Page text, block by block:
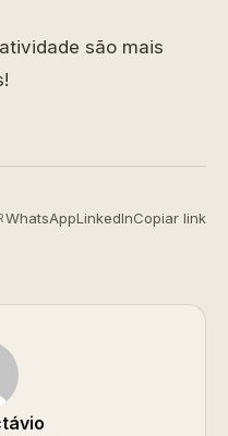
são mais
WhatsAppLinkedInCopiar link